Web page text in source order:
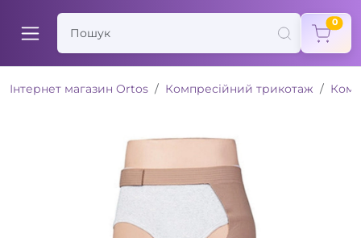
0
Інтернет магазин Ortos Компресійний трикотаж